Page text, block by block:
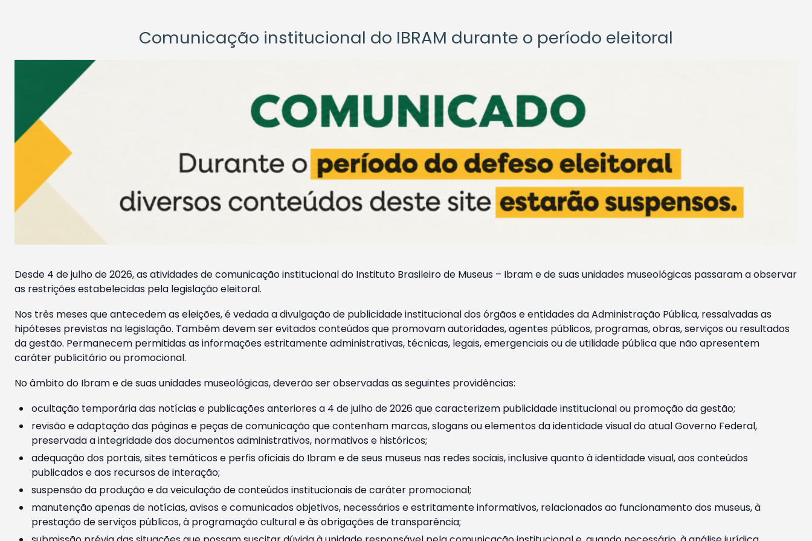
Comunicação institucional do IBRAM durante o período eleitoral
Desde 4 de julho de 2026, as atividades de comunicação institucional do Instituto Brasileiro de Museus – Ibram e de suas unidades museológicas passaram a observar
as restrições estabelecidas pela legislação eleitoral.
Nos três meses que antecedem as eleições, é vedada a divulgação de publicidade institucional dos órgãos e entidades da Administração Pública, ressalvadas as
hipóteses previstas na legislação. Também devem ser evitados conteúdos que promovam autoridades, agentes públicos, programas, obras, serviços ou resultados
da gestão. Permanecem permitidas as informações estritamente administrativas, técnicas, legais, emergenciais ou de utilidade pública que não apresentem
caráter publicitário ou promocional.
No âmbito do Ibram e de suas unidades museológicas, deverão ser observadas as seguintes providências:
ocultação temporária das notícias e publicações anteriores a 4 de julho de 2026 que caracterizem publicidade institucional ou promoção da gestão;
revisão e adaptação das páginas e peças de comunicação que contenham marcas, slogans ou elementos da identidade visual do atual Governo Federal,
preservada a integridade dos documentos administrativos, normativos e históricos;
adequação dos portais, sites temáticos e perfis oficiais do Ibram e de seus museus nas redes sociais, inclusive quanto à identidade visual, aos conteúdos
publicados e aos recursos de interação;
suspensão da produção e da veiculação de conteúdos institucionais de caráter promocional;
manutenção apenas de notícias, avisos e comunicados objetivos, necessários e estritamente informativos, relacionados ao funcionamento dos museus, à
prestação de serviços públicos, à programação cultural e às obrigações de transparência;